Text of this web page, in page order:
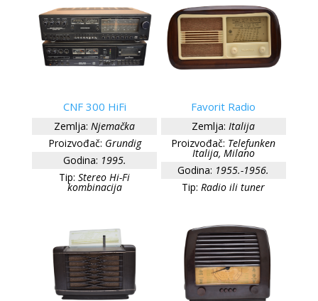
CNF 300 HiFi
Zemlja: Njemačka
Proizvođač: Grundig
Godina: 1995.
Tip: Stereo Hi-Fi
kombinacija
Favorit Radio
Zemlja: Italija
Proizvođač: Telefunken
Italija, Milano
Godina: 1955.-1956.
Tip: Radio ili tuner